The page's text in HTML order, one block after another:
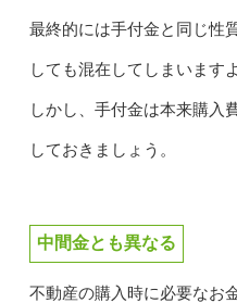
最終的には手付金と同じ性
しても混在してしまいます
しかし、手付金は本来購入
しておきましょう。
中間金とも異なる
不動産の購入時に必要なお